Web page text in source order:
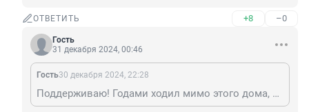
ОТВЕТИТЬ +8 –0
Гость
31 декабря 2024, 00:46
Гость30 декабря 2024, 22:28
Поддерживаю! Годами ходил мимо этого дома, и даже не догадывался о его истории. Жаль, конечно, что замазали штукатуркой. Должны были очень бережно провести реанимацию дома, сделать его максимально таким, какой он был изначально.